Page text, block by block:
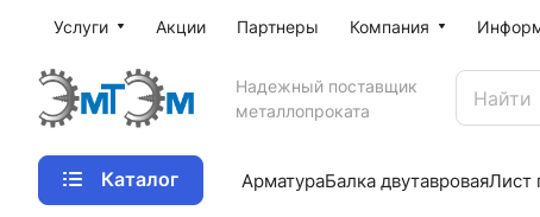
Услуги Акции Партнеры Компания
Надежный поставщик
металлопроката
Каталог АрматураБалка двутавроваяЛист